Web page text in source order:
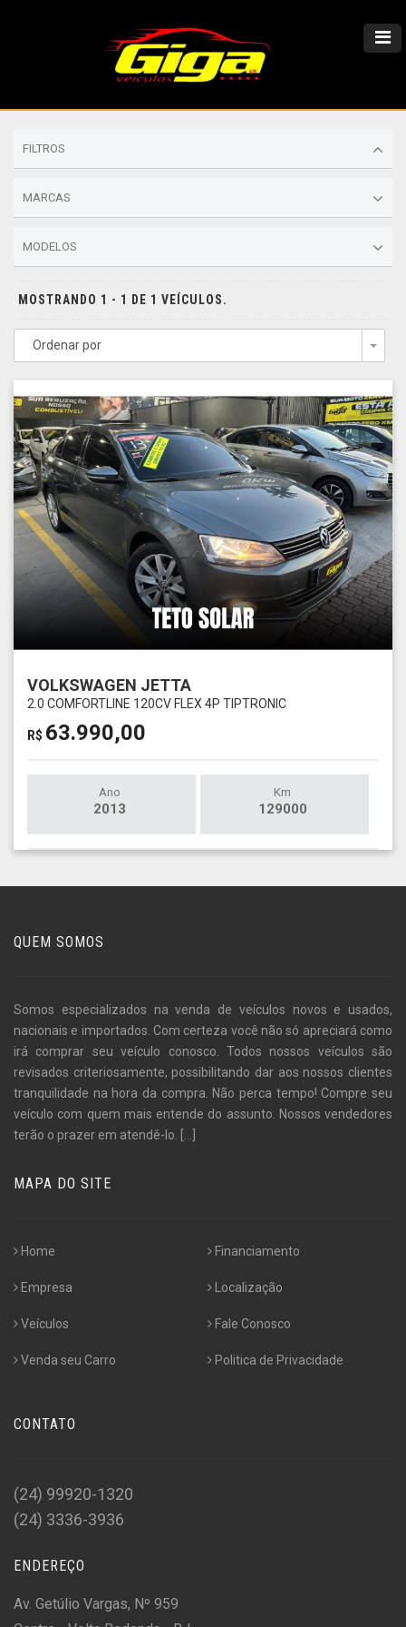
FILTROS
MARCAS
MODELOS
MOSTRANDO 1 - 1 DE 1 VEÍCULOS.
Ordenar por
VOLKSWAGEN JETTA
2.0 COMFORTLINE 120CV FLEX 4P TIPTRONIC
R$ 63.990,00
Ano
2013
Km
129000
QUEM SOMOS
Somos especializados na venda de veículos novos e usados,
nacionais e importados. Com certeza você não só apreciará como
irá comprar seu veículo conosco. Todos nossos veículos são
revisados criteriosamente, possibilitando dar aos nossos clientes
tranquilidade na hora da compra. Não perca tempo! Compre seu
veículo com quem mais entende do assunto. Nossos vendedores
terão o prazer em atendê-lo. [...]
MAPA DO SITE
Home
Empresa
Veículos
Venda seu Carro
Financiamento
Localização
Fale Conosco
Politica de Privacidade
CONTATO
(24) 99920-1320
(24) 3336-3936
ENDEREÇO
Av. Getúlio Vargas, Nº 959